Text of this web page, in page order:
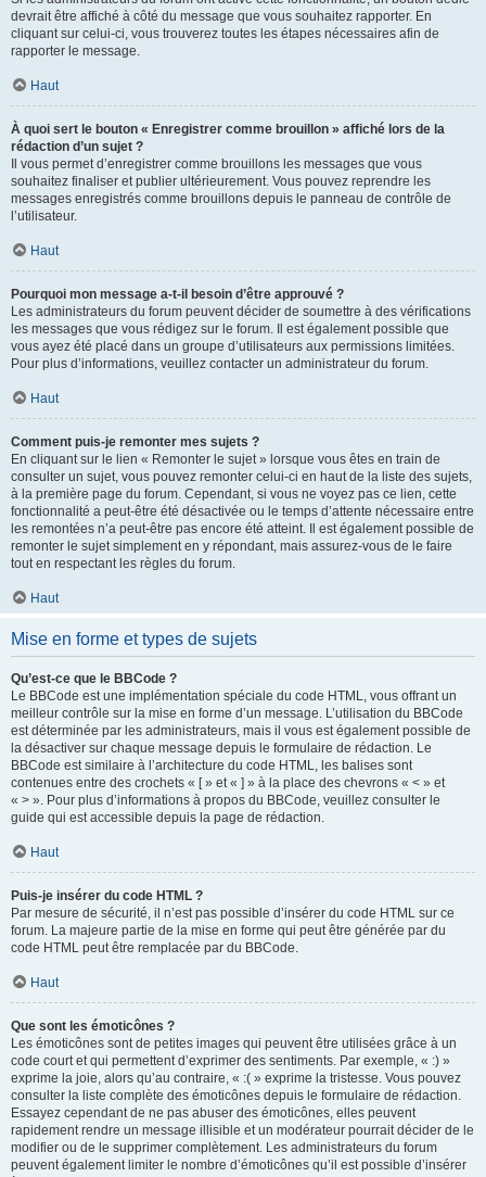
devrait être affiché à côté du message que vous souhaitez rapporter. En
cliquant sur celui-ci, vous trouverez toutes les étapes nécessaires afin de
rapporter le message.
Haut
À quoi sert le bouton « Enregistrer comme brouillon » affiché lors de la
rédaction d’un sujet ?
Il vous permet d’enregistrer comme brouillons les messages que vous
souhaitez finaliser et publier ultérieurement. Vous pouvez reprendre les
messages enregistrés comme brouillons depuis le panneau de contrôle de
l’utilisateur.
Haut
Pourquoi mon message a-t-il besoin d’être approuvé ?
Les administrateurs du forum peuvent décider de soumettre à des vérifications
les messages que vous rédigez sur le forum. Il est également possible que
vous ayez été placé dans un groupe d’utilisateurs aux permissions limitées.
Pour plus d’informations, veuillez contacter un administrateur du forum.
Haut
Comment puis-je remonter mes sujets ?
En cliquant sur le lien « Remonter le sujet » lorsque vous êtes en train de
consulter un sujet, vous pouvez remonter celui-ci en haut de la liste des sujets,
à la première page du forum. Cependant, si vous ne voyez pas ce lien, cette
fonctionnalité a peut-être été désactivée ou le temps d’attente nécessaire entre
les remontées n’a peut-être pas encore été atteint. Il est également possible de
remonter le sujet simplement en y répondant, mais assurez-vous de le faire
tout en respectant les règles du forum.
Haut
Mise en forme et types de sujets
Qu’est-ce que le BBCode ?
Le BBCode est une implémentation spéciale du code HTML, vous offrant un
meilleur contrôle sur la mise en forme d’un message. L’utilisation du BBCode
est déterminée par les administrateurs, mais il vous est également possible de
la désactiver sur chaque message depuis le formulaire de rédaction. Le
BBCode est similaire à l’architecture du code HTML, les balises sont
contenues entre des crochets « [ » et « ] » à la place des chevrons « < » et
« > ». Pour plus d’informations à propos du BBCode, veuillez consulter le
guide qui est accessible depuis la page de rédaction.
Haut
Puis-je insérer du code HTML ?
Par mesure de sécurité, il n’est pas possible d’insérer du code HTML sur ce
forum. La majeure partie de la mise en forme qui peut être générée par du
code HTML peut être remplacée par du BBCode.
Haut
Que sont les émoticônes ?
Les émoticônes sont de petites images qui peuvent être utilisées grâce à un
code court et qui permettent d’exprimer des sentiments. Par exemple, « :) »
exprime la joie, alors qu’au contraire, « :( » exprime la tristesse. Vous pouvez
consulter la liste complète des émoticônes depuis le formulaire de rédaction.
Essayez cependant de ne pas abuser des émoticônes, elles peuvent
rapidement rendre un message illisible et un modérateur pourrait décider de le
modifier ou de le supprimer complètement. Les administrateurs du forum
peuvent également limiter le nombre d’émoticônes qu’il est possible d’insérer